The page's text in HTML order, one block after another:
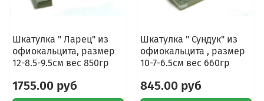
Шкатулка " Ларец" из
офиокальцита, размер
12-8.5-9.5см вес 850гр
1755.00 руб
Шкатулка " Сундук" из
офиокальцита , размер
10-7-6.5см вес 660гр
845.00 руб